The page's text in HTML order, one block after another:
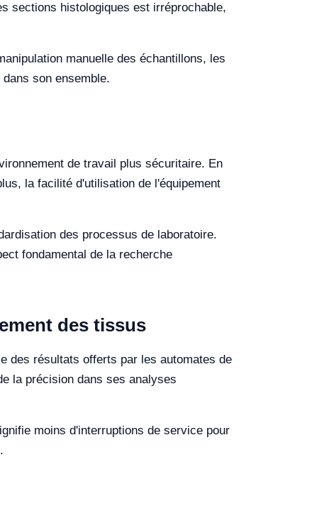
sections histologiques est irréprochable,
manuelle des échantillons, les
son ensemble.
de travail plus sécuritaire. En
la facilité d'utilisation de l'équipement
des processus de laboratoire.
fondamental de la recherche
des tissus
des résultats offerts par les automates de
la précision dans ses analyses
moins d'interruptions de service pour